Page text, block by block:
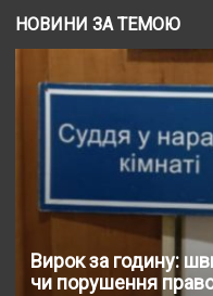
НОВИНИ ЗА ТЕМОЮ
Вирок за годину:
чи порушення